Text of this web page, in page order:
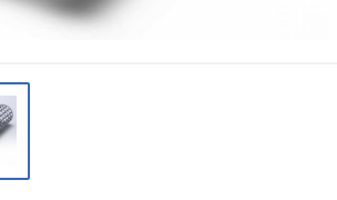
металлопрокат
арматура